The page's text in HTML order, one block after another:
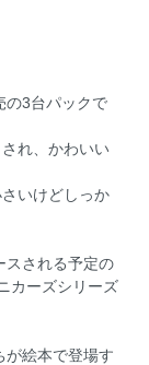
の3台パックで
れ、かわいい
いけどしっか
スされる予定の
カーズシリーズ
が絵本で登場す